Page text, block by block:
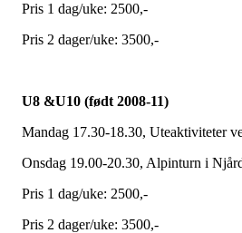
Pris 1 dag/uke: 2500,-
Pris 2 dager/uke: 3500,-
U8 &U10 (født 2008-11)
Mandag 17.30-18.30, Uteaktiviteter
Onsdag 19.00-20.30, Alpinturn i
Pris 1 dag/uke: 2500,-
Pris 2 dager/uke: 3500,-